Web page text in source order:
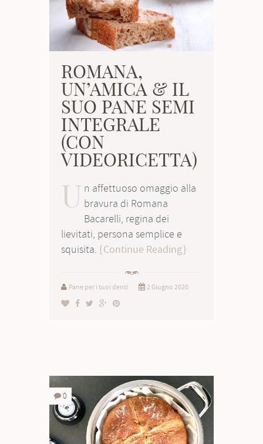
ROMANA,
UN’AMICA & IL
SUO PANE SEMI
INTEGRALE
(CON
VIDEORICETTA)
U n affettuoso omaggio alla
bravura di Romana
Bacarelli, regina dei
lievitati, persona semplice e
squisita. Continue Reading
Pane per i tuoi denti 2 Giugno 2020
0